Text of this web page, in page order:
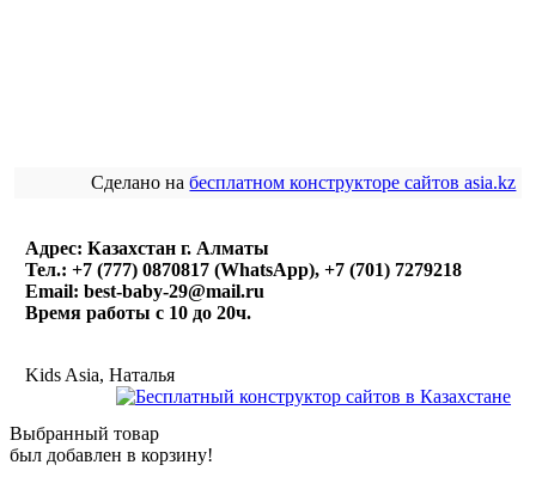
Сделано набесплатном конструкторе сайтов asia.kz
Адрес: Казахстан г. Алматы
Тел.: +7 (777) 0870817 (WhatsApp), +7 (701) 7279218
Email: best-baby-29@mail.ru
Время работы с 10 до 20ч.
Kids Asia, Наталья
Выбранный товар
был добавлен в корзину!